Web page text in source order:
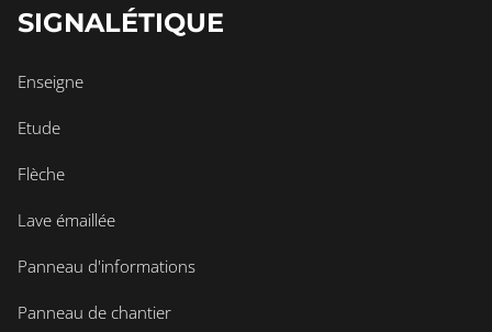
SIGNALÉTIQUE
Enseigne
Etude
Flèche
Lave émaillée
Panneau d'informations
Panneau de chantier